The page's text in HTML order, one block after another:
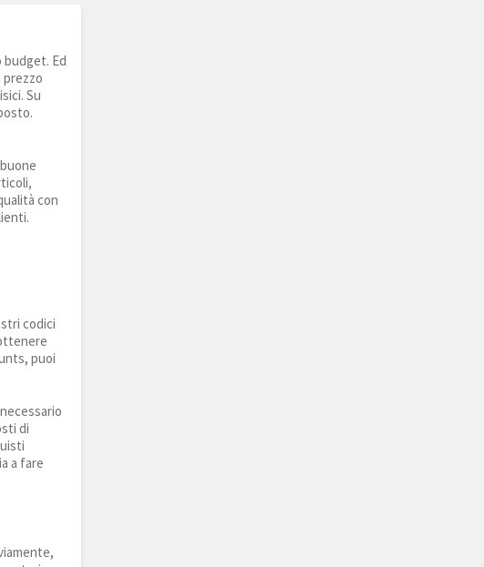
budget. Ed
prezzo
Su
con
codici
puoi
di
a fare